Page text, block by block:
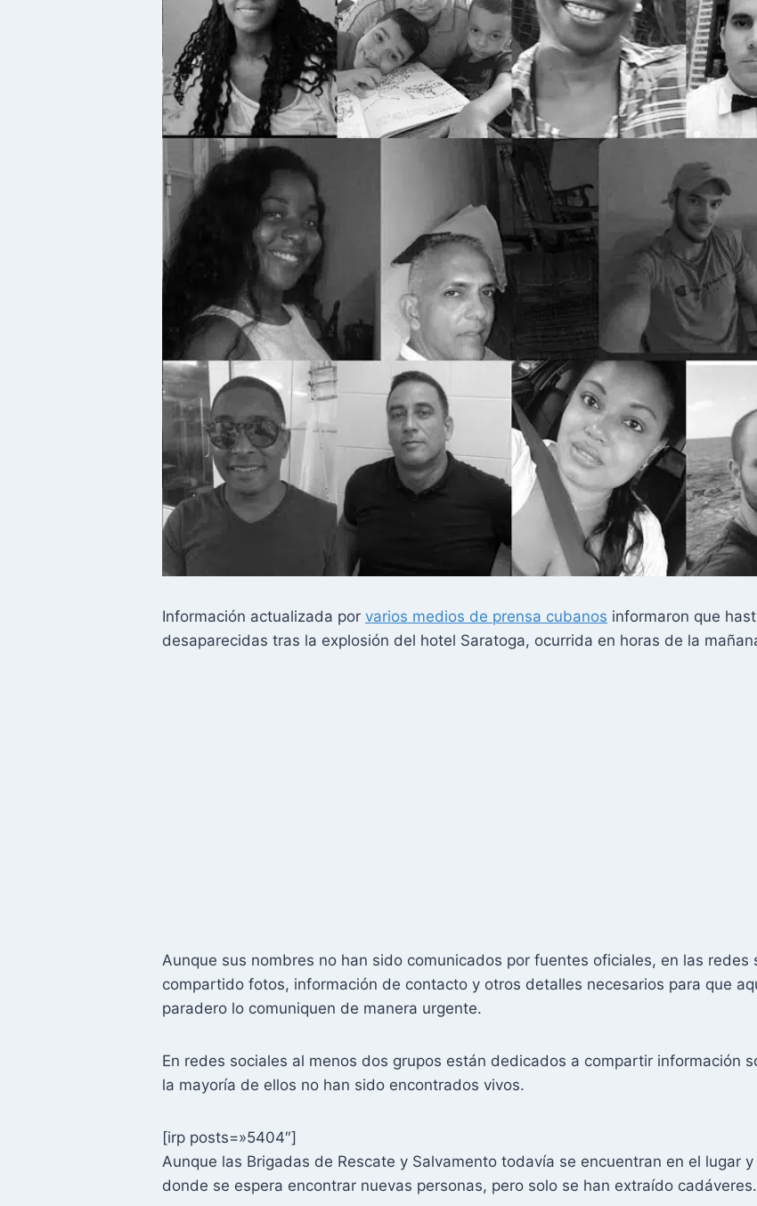
Información actualizada por varios medios de prensa cubanos informaron que
desaparecidas tras la explosión del hotel Saratoga, ocurrida en horas de la
Aunque sus nombres no han sido comunicados por fuentes oficiales, en las redes
compartido fotos, información de contacto y otros detalles necesarios para que
paradero lo comuniquen de manera urgente.
En redes sociales al menos dos grupos están dedicados a compartir información
la mayoría de ellos no han sido encontrados vivos.
[irp posts=»5404″]
Aunque las Brigadas de Rescate y Salvamento todavía se encuentran en el lugar
donde se espera encontrar nuevas personas, pero solo se han extraído cadáveres.